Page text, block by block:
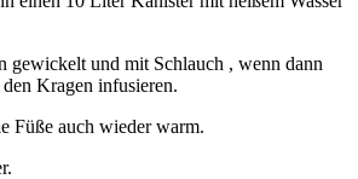
gewickelt und mit Schlauch , wenn dann
Kragen infusieren.
Füße auch wieder warm.